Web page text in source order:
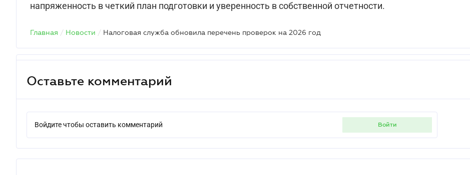
напряженность в четкий план подготовки и уверенность в собственной отчетности.
Главная / Новости / Налоговая служба обновила перечень проверок на 2026 год
Оставьте комментарий
Войдите чтобы оставить комментарий войти